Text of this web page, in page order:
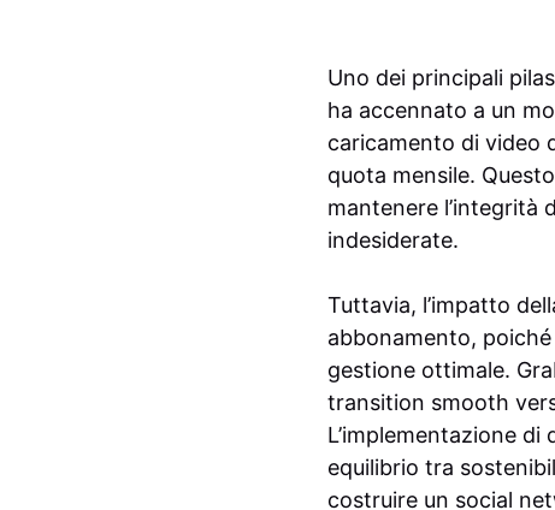
Uno dei principali
ha accennato a un
caricamento di video
quota mensile.
mantenere
indesiderate.
Tuttavia, l’impatto
abbonamento,
gestione ottimale.
transition smooth
L’implementazione
equilibrio tra
costruire un social